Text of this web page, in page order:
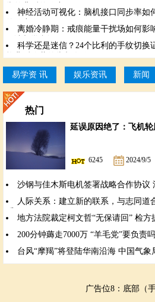
掌纹背后的秘密
神经活动可视化：脑机接口同步率如
的秘密？
离婚冷静期：戒痕能量干扰场如何影
解读相学印证
科学还是迷信？24个比利的手纹切换
格背后隐藏的掌相奥秘
易学资 讯 娱乐资讯 新闻
热门
延误原因绝了：飞机
6245 2024/9/5
沙钢与佳木斯电机签署战略合作协议
人际关系：建立新的联系，与志同道
系。
地方法院裁定柯文哲“无保请回” 检方
200分钟薅走7000万 “羊毛党”要负责吗
台风“摩羯”将登陆华南沿海 中国气
广告位8：底部（手